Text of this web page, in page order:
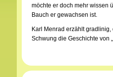
möchte er doch mehr wissen
Bauch er gewachsen ist.
Karl Menrad erzählt
Schwung die Geschichte von